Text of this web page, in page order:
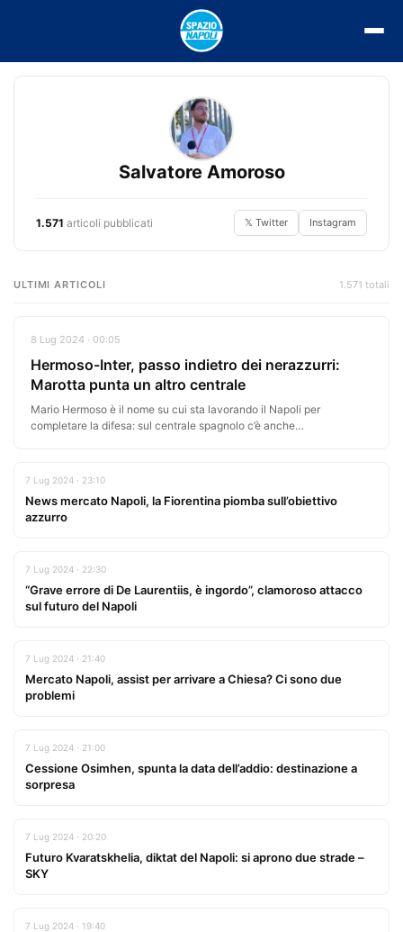
Salvatore Amoroso
1.571 articoli pubblicati 𝕏 Twitter Instagram
ULTIMI ARTICOLI 1.571 totali
8 Lug 2024 · 00:05
Hermoso-Inter, passo indietro dei nerazzurri:
Marotta punta un altro centrale
Mario Hermoso è il nome su cui sta lavorando il Napoli per
completare la difesa: sul centrale spagnolo c’è anche…
7 Lug 2024 · 23:10
News mercato Napoli, la Fiorentina piomba sull’obiettivo
azzurro
7 Lug 2024 · 22:30
“Grave errore di De Laurentiis, è ingordo”, clamoroso attacco
sul futuro del Napoli
7 Lug 2024 · 21:40
Mercato Napoli, assist per arrivare a Chiesa? Ci sono due
problemi
7 Lug 2024 · 21:00
Cessione Osimhen, spunta la data dell’addio: destinazione a
sorpresa
7 Lug 2024 · 20:20
Futuro Kvaratskhelia, diktat del Napoli: si aprono due strade –
SKY
7 Lug 2024 · 19:40